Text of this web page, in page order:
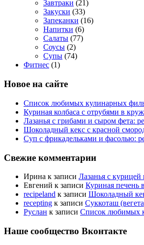
Завтраки (21)
Закуски (33)
Запеканки (16)
Напитки (6)
Салаты (77)
Соусы (2)
Супы (74)
Фитнес (1)
Новое на сайте
Список любимых кулинарных
Куриная колбаса с отрубями в
Лазанья с грибами и сыром фета:
Шоколадный кекс с красной
Суп с фрикадельками и фасолью:
Свежие комментарии
Ирина к записи Лазанья с
Евгений к записи Куриная печень
recipeland к записи Шоколадный
recepting к записи Суккоташ
Руслан к записи Список любимых
Наше сообщество Вконтакте